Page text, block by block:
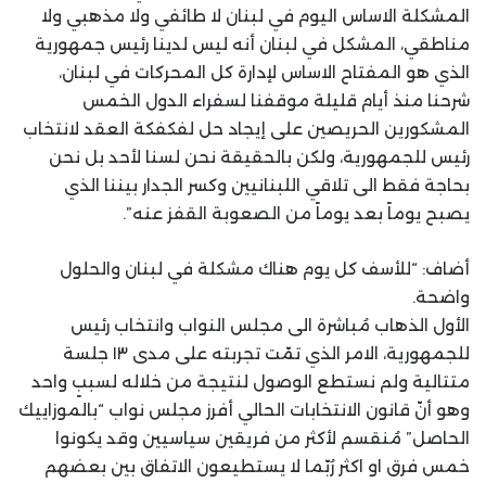
المشكلة الاساس اليوم في لبنان لا طائفي ولا مذهبي ولا
مناطقي، المشكل في لبنان أنه ليس لدينا رئيس جمهورية
الذي هو المفتاح الاساس لإدارة كل المحركات في لبنان،
شرحنا منذ أيام قليلة موقفنا لسفراء الدول الخمس
المشكورين الحريصين على إيجاد حل لفكفكة العقد لانتخاب
رئيس للجمهورية، ولكن بالحقيقة نحن لسنا لأحد بل نحن
بحاجة فقط الى تلاقي اللبنانيين وكسر الجدار بيننا الذي
يصبح يوماً بعد يوماً من الصعوبة القفز عنه”.
أضاف: “للأسف كل يوم هناك مشكلة في لبنان والحلول
واضحة.
الأول الذهاب مُباشرة الى مجلس النواب وانتخاب رئيس
للجمهورية، الامر الذي تمّت تجربته على مدى ١٣ جلسة
متتالية ولم نستطع الوصول لنتيجة من خلاله لسببٍ واحد
وهو أنّ قانون الانتخابات الحالي أفرز مجلس نواب “بالموزاييك
الحاصل” مُنقسم لأكثر من فريقين سياسيين وقد يكونوا
خمس فرق او اكثر رُبّما لا يستطيعون الاتفاق بين بعضهم